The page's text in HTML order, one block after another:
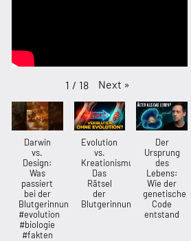
1 / 18 Next »
Darwin
vs.
Design:
Was
passiert
bei der
Blutgerinnung?
#evolution
#biologie
#fakten
Evolution
vs.
Kreationismus:
Das
Rätsel
der
Blutgerinnung
Der
Ursprung
des
Lebens:
Wie der
genetische
Code
entstand